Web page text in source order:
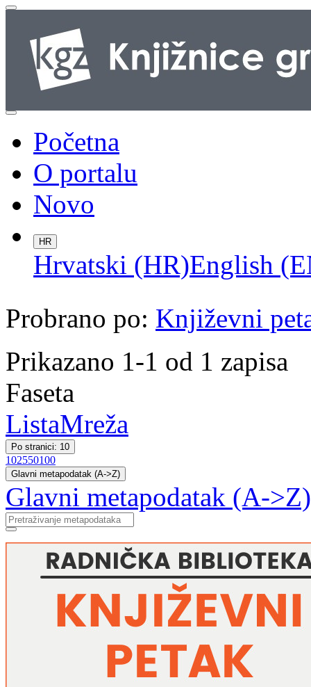
Početna
O portalu
Novo
HR
Hrvatski (HR)English
Probrano po: Književni
Prikazano 1-1 od 1 zapisa
Faseta
ListaMreža
Po stranici: 10
102550100
Glavni metapodatak (A->Z)
Glavni metapodatak (A->Z)